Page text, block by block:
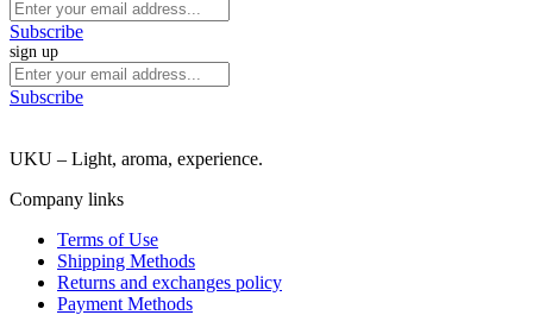
Subscribe
sign up
Subscribe
UKU – Light, aroma, experience.
Company links
Terms of Use
Shipping Methods
Returns and exchanges policy
Payment Methods